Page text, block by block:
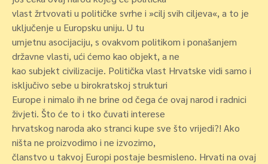
vlast žrtvovati u političke svrhe i »cilj svih ciljeva«, a to je
uključenje u Europsku uniju. U tu
umjetnu asocijaciju, s ovakvom politikom i ponašanjem
državne vlasti, ući ćemo kao objekt, a ne
kao subjekt civilizacije. Politička vlast Hrvatske vidi samo i
isključivo sebe u birokratskoj strukturi
Europe i nimalo ih ne brine od čega će ovaj narod i radnici
živjeti. Što će to i tko čuvati interese
hrvatskog naroda ako stranci kupe sve što vrijedi?! Ako
ništa ne proizvodimo i ne izvozimo,
članstvo u takvoj Europi postaje besmisleno. Hrvati na ovaj